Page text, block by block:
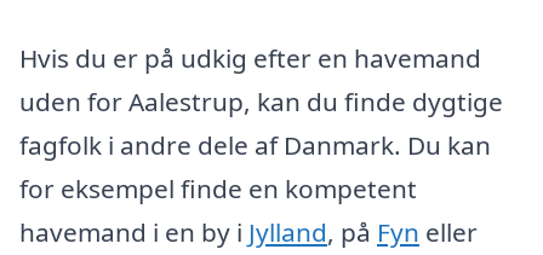
Hvis du er på udkig efter en havemand
uden for Aalestrup, kan du finde dygtige
fagfolk i andre dele af Danmark. Du kan
for eksempel finde en kompetent
havemand i en by i Jylland, på Fyn eller